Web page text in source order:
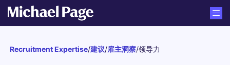
Recruitment Expertise/建议/雇主洞察/领导力